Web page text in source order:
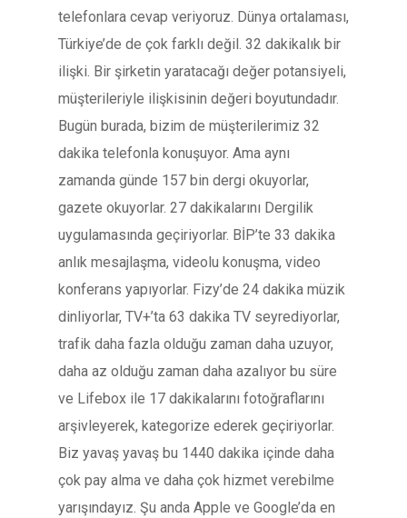
telefonlara cevap veriyoruz. Dünya ortalaması,
Türkiye’de de çok farklı değil. 32 dakikalık bir
ilişki. Bir şirketin yaratacağı değer potansiyeli,
müşterileriyle ilişkisinin değeri boyutundadır.
Bugün burada, bizim de müşterilerimiz 32
dakika telefonla konuşuyor. Ama aynı
zamanda günde 157 bin dergi okuyorlar,
gazete okuyorlar. 27 dakikalarını Dergilik
uygulamasında geçiriyorlar. BİP’te 33 dakika
anlık mesajlaşma, videolu konuşma, video
konferans yapıyorlar. Fizy’de 24 dakika müzik
dinliyorlar, TV+’ta 63 dakika TV seyrediyorlar,
trafik daha fazla olduğu zaman daha uzuyor,
daha az olduğu zaman daha azalıyor bu süre
ve Lifebox ile 17 dakikalarını fotoğraflarını
arşivleyerek, kategorize ederek geçiriyorlar.
Biz yavaş yavaş bu 1440 dakika içinde daha
çok pay alma ve daha çok hizmet verebilme
yarışındayız. Şu anda Apple ve Google’da en